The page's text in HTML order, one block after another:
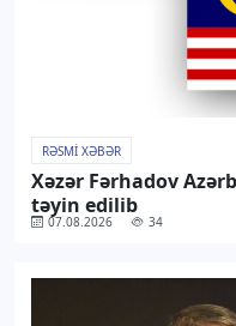
RƏSMI XƏBƏR
Xəzər Fərhadov
təyin edilib
07.08.2026 34